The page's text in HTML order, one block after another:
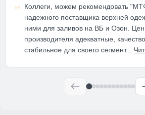
Коллеги, можем рекомендовать
надежного поставщика верхней
ними для заливов на ВБ и Озон.
производителя адекватные,
стабильное для своего сегмент...